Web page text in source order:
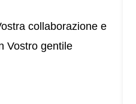
collaborazione e
Vostro gentile